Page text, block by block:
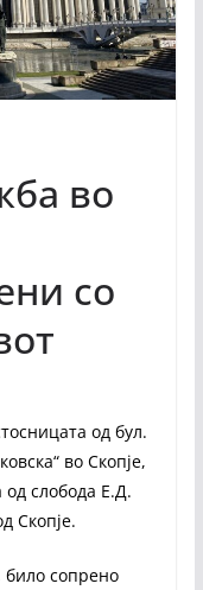
во
со
од бул.
во Скопје,
слобода Е.Д.
Скопје.
било сопрено